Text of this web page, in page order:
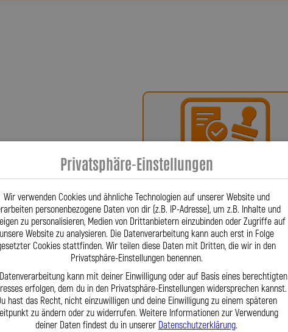
gefertigt. Firmengründer
ließ diese patentieren – eine
Für Fahrzeuge wie Alfa Romeo
HSN 4000, TSN 352) fertigen wir
Wir fertigen Hydraulikleitungen
nach Ihren Angaben, wenn
wir eine Lösung. Dank großem
wir kurze Lieferzeiten, exakte
Team steht Ihnen täglich
der Lothar Spiegler Kfz-Leitungen
Hersteller, der sowohl
Bei uns erhalten Sie eine ABE
oder ein Teilegutachten!
Fragen? Unser Team ist täglich
per Telefon oder Mail für Sie da.
Privatsphäre-Einstellungen
Wir verwenden Cookies und ähnliche Technologien auf unserer Website und
personenbezogene Daten von dir (z.B. IP-Adresse), um z.B. Inhalte und
zu personalisieren, Medien von Drittanbietern einzubinden oder Zugriffe auf
unsere Website zu analysieren. Die Datenverarbeitung kann auch erst in Folge
Cookies stattfinden. Wir teilen diese Daten mit Dritten, die wir in den
Privatsphäre-Einstellungen benennen.
kann mit deiner Einwilligung oder auf Basis eines berechtigten
erfolgen, dem du in den Privatsphäre-Einstellungen widersprechen kannst.
hast das Recht, nicht einzuwilligen und deine Einwilligung zu einem späteren
zu ändern oder zu widerrufen. Weitere Informationen zur Verwendung
deiner Daten findest du in unserer Datenschutzerklärung.